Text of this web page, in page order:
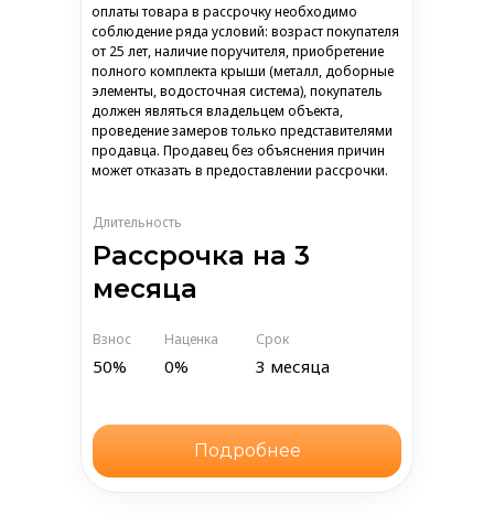
3 месяца
Срок
0%
Наценка
50%
Взнос
Рассрочка на 3
месяца
Длительность
Подробнее
оплаты товара в рассрочку необходимо
соблюдение ряда условий: возраст покупателя
от 25 лет, наличие поручителя, приобретение
полного комплекта крыши (металл, доборные
элементы, водосточная система), покупатель
должен являться владельцем объекта,
проведение замеров только представителями
продавца. Продавец без объяснения причин
может отказать в предоставлении рассрочки.